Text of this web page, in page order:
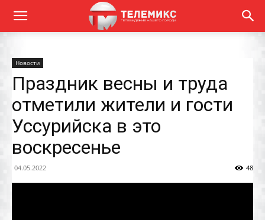
Новости
Праздник весны и труда
отметили жители и гости
Уссурийска в это
воскресенье
04.05.2022 48